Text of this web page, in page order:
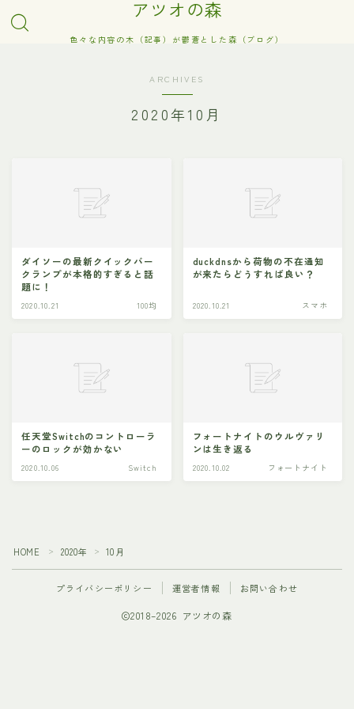
アツオの森
色々な内容の木（記事）が鬱蒼とした森（ブログ）
ARCHIVES
2020年10月
ダイソーの最新クイックバー
クランプが本格的すぎると話
題に！
2020.10.21 100均
duckdnsから荷物の不在通知
が来たらどうすれば良い？
2020.10.21 スマホ
任天堂Switchのコントローラ
ーのロックが効かない
2020.10.06 Switch
フォートナイトのウルヴァリ
ンは生き返る
2020.10.02 フォートナイト
HOME ＞ 2020年 ＞ 10月
プライバシーポリシー 運営者情報 お問い合わせ
2018–2026 アツオの森